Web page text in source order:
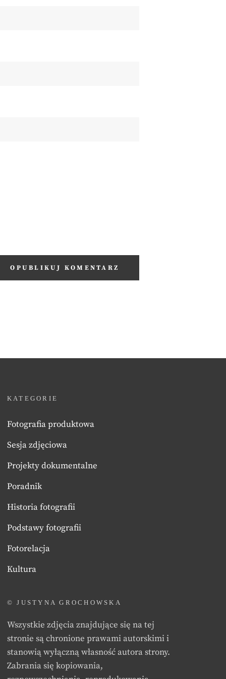
KATEGORIE
Fotografia produktowa
Sesja zdjęciowa
Projekty dokumentalne
Poradnik
Historia fotografii
Podstawy fotografii
Fotorelacja
Kultura
© JUSTYNA GROCHOWSKA
Wszystkie zdjęcia znajdujące się na tej
stronie są chronione prawami autorskimi i
stanowią wyłączną własność autora strony.
Zabrania się kopiowania,